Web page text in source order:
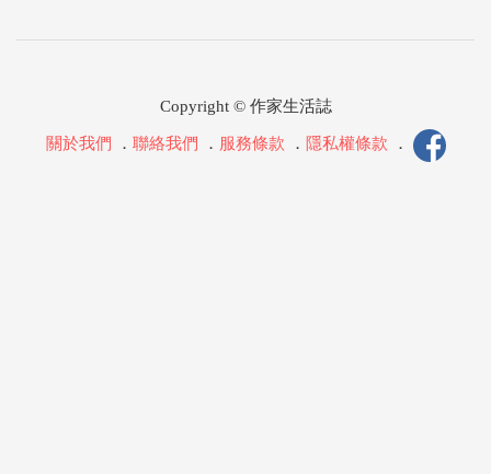
Copyright © 作家生活誌
關於我們 ． 聯絡我們 ． 服務條款 ． 隱私權條款 ．